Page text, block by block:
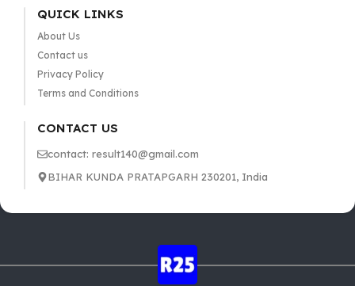
QUICK LINKS
About Us
Contact us
Privacy Policy
Terms and Conditions
CONTACT US
contact: result140@gmail.com
BIHAR KUNDA PRATAPGARH 230201, India